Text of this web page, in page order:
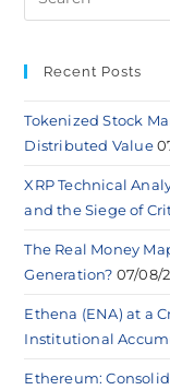
Recent Posts
Tokenized Stock
Distributed Value
XRP Technical
and the Siege of
The Real Money
Generation? 07/08/
Ethena (ENA) at a
Institutional
Ethereum: